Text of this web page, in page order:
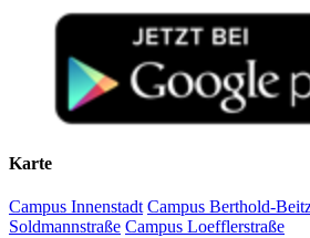
Karte
Campus Innenstadt Campus Berthold-
Soldmannstraße Campus Loefflerstraße